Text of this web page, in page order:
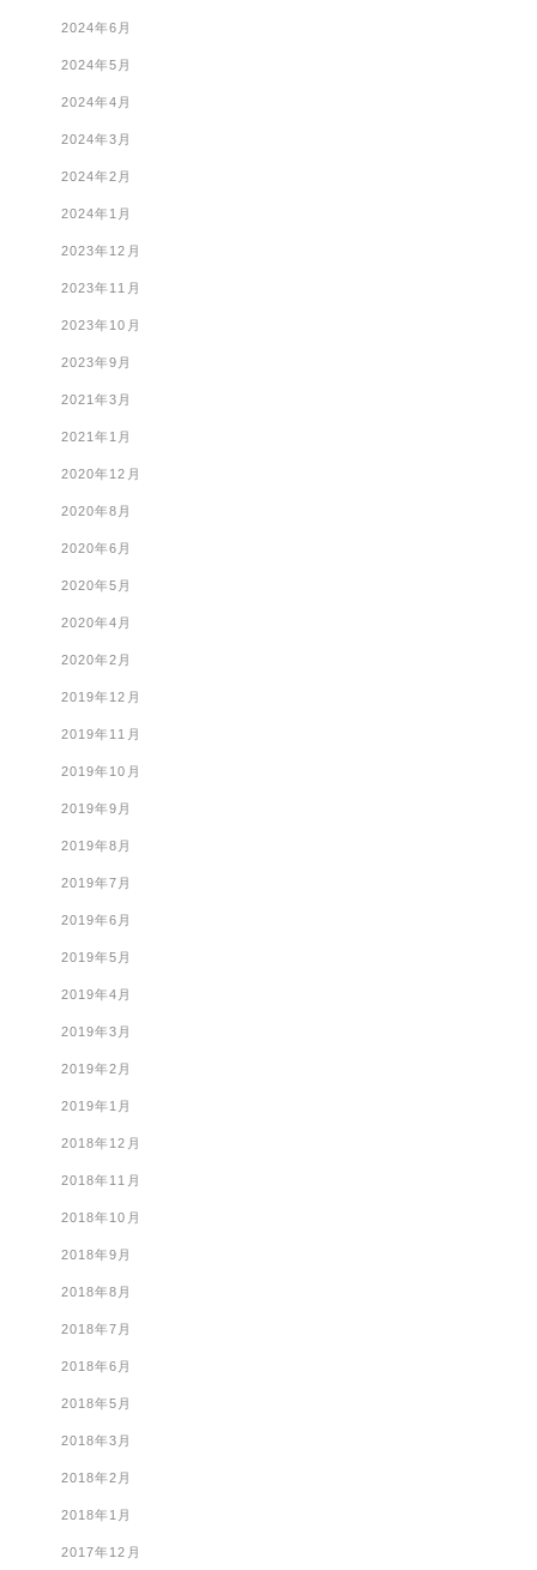
2024年6月
2024年5月
2024年4月
2024年3月
2024年2月
2024年1月
2023年12月
2023年11月
2023年10月
2023年9月
2021年3月
2021年1月
2020年12月
2020年8月
2020年6月
2020年5月
2020年4月
2020年2月
2019年12月
2019年11月
2019年10月
2019年9月
2019年8月
2019年7月
2019年6月
2019年5月
2019年4月
2019年3月
2019年2月
2019年1月
2018年12月
2018年11月
2018年10月
2018年9月
2018年8月
2018年7月
2018年6月
2018年5月
2018年3月
2018年2月
2018年1月
2017年12月